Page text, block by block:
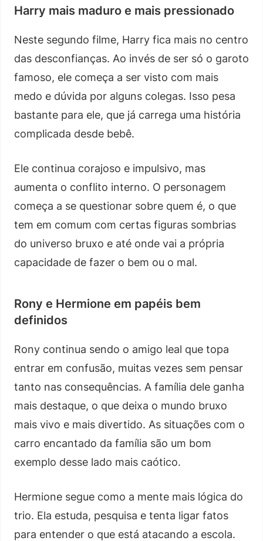
Harry mais maduro e mais pressionado
Neste segundo filme, Harry fica mais no centro
das desconfianças. Ao invés de ser só o garoto
famoso, ele começa a ser visto com mais
medo e dúvida por alguns colegas. Isso pesa
bastante para ele, que já carrega uma história
complicada desde bebê.
Ele continua corajoso e impulsivo, mas
aumenta o conflito interno. O personagem
começa a se questionar sobre quem é, o que
tem em comum com certas figuras sombrias
do universo bruxo e até onde vai a própria
capacidade de fazer o bem ou o mal.
Rony e Hermione em papéis bem
definidos
Rony continua sendo o amigo leal que topa
entrar em confusão, muitas vezes sem pensar
tanto nas consequências. A família dele ganha
mais destaque, o que deixa o mundo bruxo
mais vivo e mais divertido. As situações com o
carro encantado da família são um bom
exemplo desse lado mais caótico.
Hermione segue como a mente mais lógica do
trio. Ela estuda, pesquisa e tenta ligar fatos
para entender o que está atacando a escola.